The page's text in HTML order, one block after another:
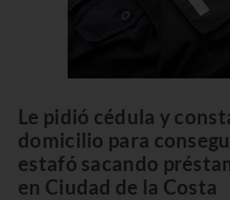
Le pidió cédula y
domicilio para
estafó sacando
en Ciudad de la Costa